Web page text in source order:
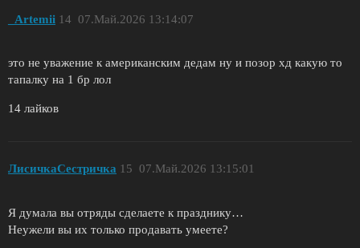
_Artemii 07.Май.2026 13:14:07
14
это не уважение к американским дедам ну и позор хд какую то
тапалку на 1 бр лол
14 лайков
ЛисичкаСестричка 07.Май.2026 13:15:01
15
Я думала вы отряды сделаете к празднику…
Неужели вы их только продавать умеете?